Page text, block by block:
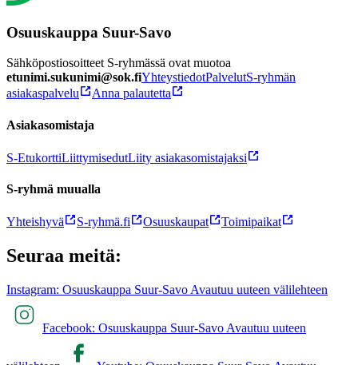
Osuuskauppa Suur-Savo
Sähköpostiosoitteet S-ryhmässä ovat muotoa
etunimi.sukunimi@sok.fiYhteystiedotPalvelutS-ryhmän
asiakaspalvelu
Anna palautetta
Asiakasomistaja
S-EtukorttiLiittymisedutLiity asiakasomistajaksi
S-ryhmä muualla
Yhteishyvä S-ryhmä.fi Osuuskaupat Toimipaikat
Seuraa meitä:
Instagram: Osuuskauppa Suur-Savo Avautuu uuteen välilehteen
Facebook: Osuuskauppa Suur-Savo Avautuu uuteen